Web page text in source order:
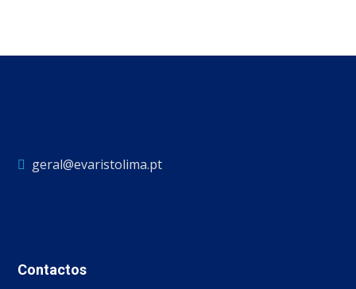
geral@evaristolima.pt
Contactos